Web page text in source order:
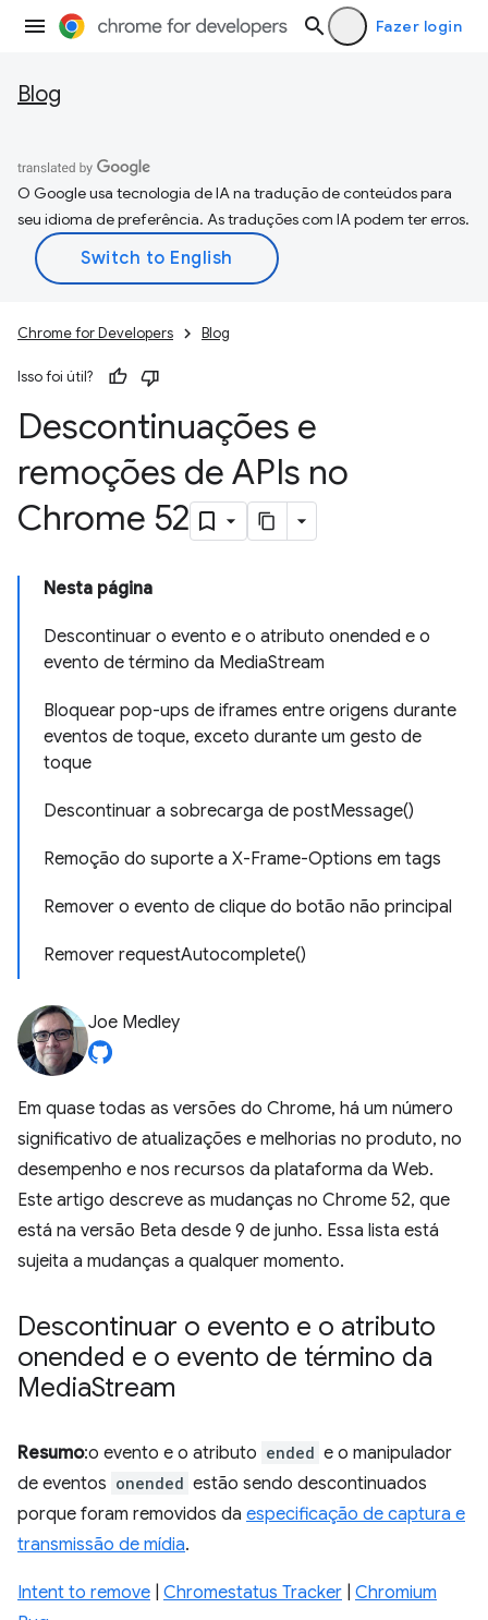
Fazer login
Blog
O Google usa tecnologia de IA na tradução de conteúdos para
seu idioma de preferência. As traduções com IA podem ter erros.
Chrome for Developers Blog
Isso foi útil?
Descontinuações e
remoções de APIs no
Chrome 52
Nesta página
Descontinuar o evento e o atributo onended e o
evento de término da MediaStream
Bloquear pop-ups de iframes entre origens durante
eventos de toque, exceto durante um gesto de
toque
Descontinuar a sobrecarga de postMessage()
Remoção do suporte a X-Frame-Options em tags
Remover o evento de clique do botão não principal
Remover requestAutocomplete()
Joe Medley
Em quase todas as versões do Chrome, há um número
significativo de atualizações e melhorias no produto, no
desempenho e nos recursos da plataforma da Web.
Este artigo descreve as mudanças no Chrome 52, que
está na versão Beta desde 9 de junho. Essa lista está
sujeita a mudanças a qualquer momento.
Descontinuar o evento e o atributo
onended e o evento de término da
MediaStream
Resumo:o evento e o atributo ended e o manipulador
de eventos onended estão sendo descontinuados
porque foram removidos da especificação de captura e
transmissão de mídia.
Intent to remove Chromestatus Tracker Chromium